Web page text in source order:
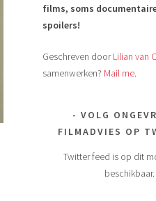
films, soms
spoilers!
Geschreven doorLilian van
samenwerken? Mail me.
VOLG
FILMADVIES OP
Twitter feed is op dit
beschikbaar.